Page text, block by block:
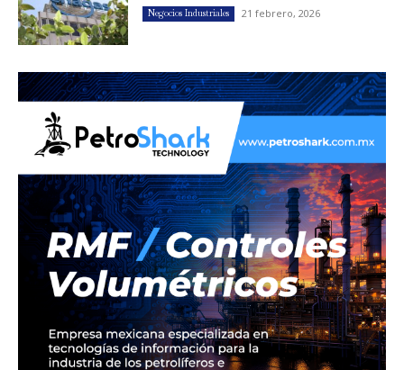
Negocios Industriales 21 febrero, 2026